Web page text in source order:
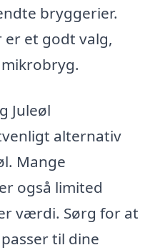
bryggerier.
er et godt valg,
Juleøl
alternativ
Mange
også limited
værdi. Sørg for at
til dine